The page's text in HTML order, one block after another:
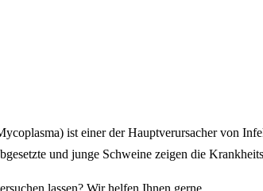
ist einer der Hauptverursacher von
und junge Schweine zeigen die